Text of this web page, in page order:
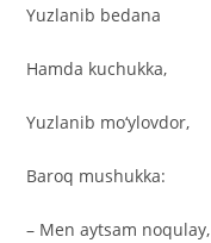
Yuzlanib bedana
Hamda kuchukka,
Yuzlanib mo‘ylovdor,
Baroq mushukka:
– Men aytsam noqulay,